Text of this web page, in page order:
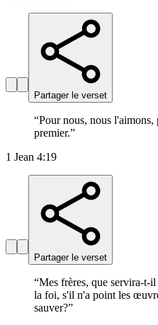
Partager le verset
“Pour nous, nous l'aimons,
premier.”
1 Jean 4:19
Partager le verset
“Mes frères, que servira-t-
la foi, s'il n'a point les
sauver?”